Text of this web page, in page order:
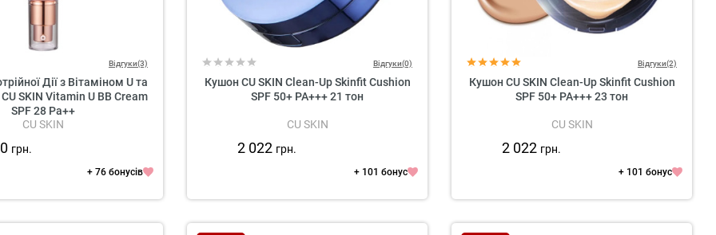
Відгуки(3)
Дії з Вітаміном U та
SKIN Vitamin U BB Cream
SPF 28 Pa++
CU SKIN
грн.
+ 76 бонусів
Відгуки(0)
Кушон CU SKIN Clean-Up Skinfit Cushion
SPF 50+ PA+++ 21 тон
CU SKIN
2 022 грн.
+ 101 бонус
Відгуки(2)
Кушон CU SKIN Clean-Up Skinfit Cushion
SPF 50+ PA+++ 23 тон
CU SKIN
2 022 грн.
+ 101 бонус